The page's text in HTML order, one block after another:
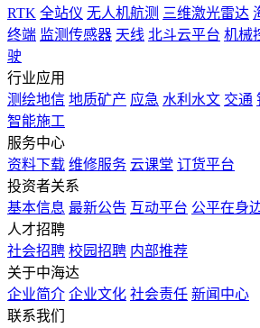
RTK 全站仪 无人机航测 三维激光雷达
终端 监测传感器 天线 北斗云平台 机械
驶
行业应用
测绘地信 地质矿产 应急 水利水文 交通
智能施工
服务中心
资料下载 维修服务 云课堂 订货平台
投资者关系
基本信息 最新公告 互动平台 公平在身
人才招聘
社会招聘 校园招聘 内部推荐
关于中海达
企业简介 企业文化 社会责任 新闻中心
联系我们